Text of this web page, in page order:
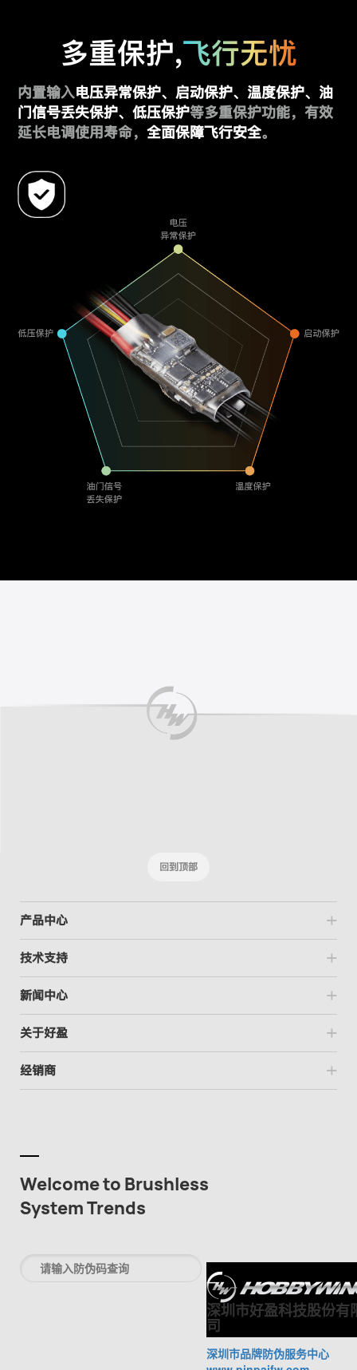
多重保护,飞行无忧
内置输入电压异常保护、启动保护、温度保护、油
门信号丢失保护、低压保护等多重保护功能，有效
延长电调使用寿命，全面保障飞行安全。
回到顶部
产品中心
技术支持
新闻中心
关于好盈
经销商
Welcome to Brushless
System Trends
深圳市好盈科技股份有
司
深圳市品牌防伪服务中心